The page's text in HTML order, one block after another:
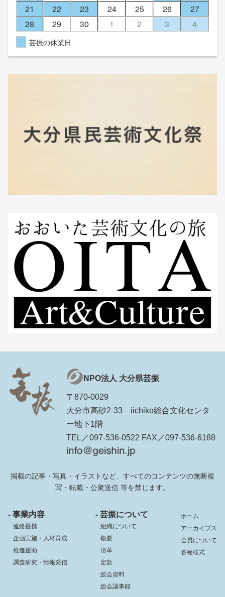
21
22 23 24 25 26
27
28
29 30 1 2 3 4
芸振の休業日
NPO法人 大分県芸振
〒870-0029
大分市高砂2-33 iichiko総合文化センタ
ー地下1階
TEL／097-536-0522 FAX／097-536-6188
掲載の記事・写真・イラストなど、すべてのコンテンツの無断複
写・転載・公衆送信 等を禁じます。
- 事業内容
連絡提携
企画実施・人材育成
推進援助
調査研究・情報発信
- 芸振について
組織について
概要
沿革
定款
総会資料
総会議事録
ホーム
アーカイブス
会員について
各種様式